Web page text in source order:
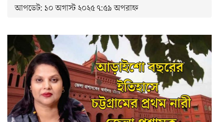
আপডেট: ১০ অগাস্ট ২০২৫ ৭:৫৯ অপরাহ্ন